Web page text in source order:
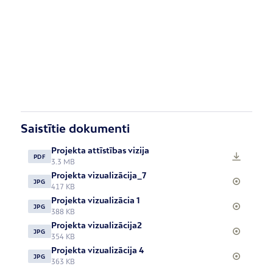
Saistītie dokumenti
PDF
Projekta attīstības vizija
3.3 MB
JPG
Projekta vizualizācija_7
417 KB
JPG
Projekta vizualizācia 1
388 KB
JPG
Projekta vizualizācija2
354 KB
JPG
Projekta vizualizācija 4
363 KB